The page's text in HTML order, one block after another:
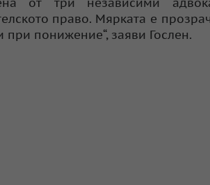
право. Мярката е
понижение“, заяви Гослен.